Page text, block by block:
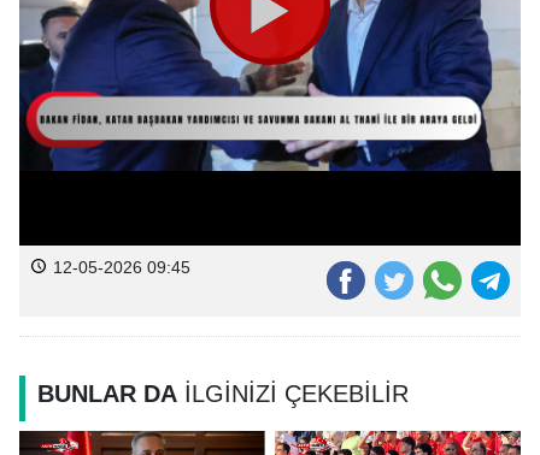
12-05-2026 09:45
BUNLAR DA İLGİNİZİ ÇEKEBİLİR